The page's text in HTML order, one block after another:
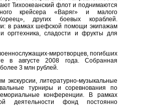
Тихоокеанский флот и поднимаются
крейсера «Варяг» и малого
других боевых кораблей.
в рамках шефской помощи экипажам
оргтехника, сладости и фрукты для
миротворцев, погибших
в августе 2008 года. Собранная
3 млн рублей.
экскурсии, литературно-музыкальные
турниры и соревнования по
конференции. В рамках
деятельности фонд постоянно